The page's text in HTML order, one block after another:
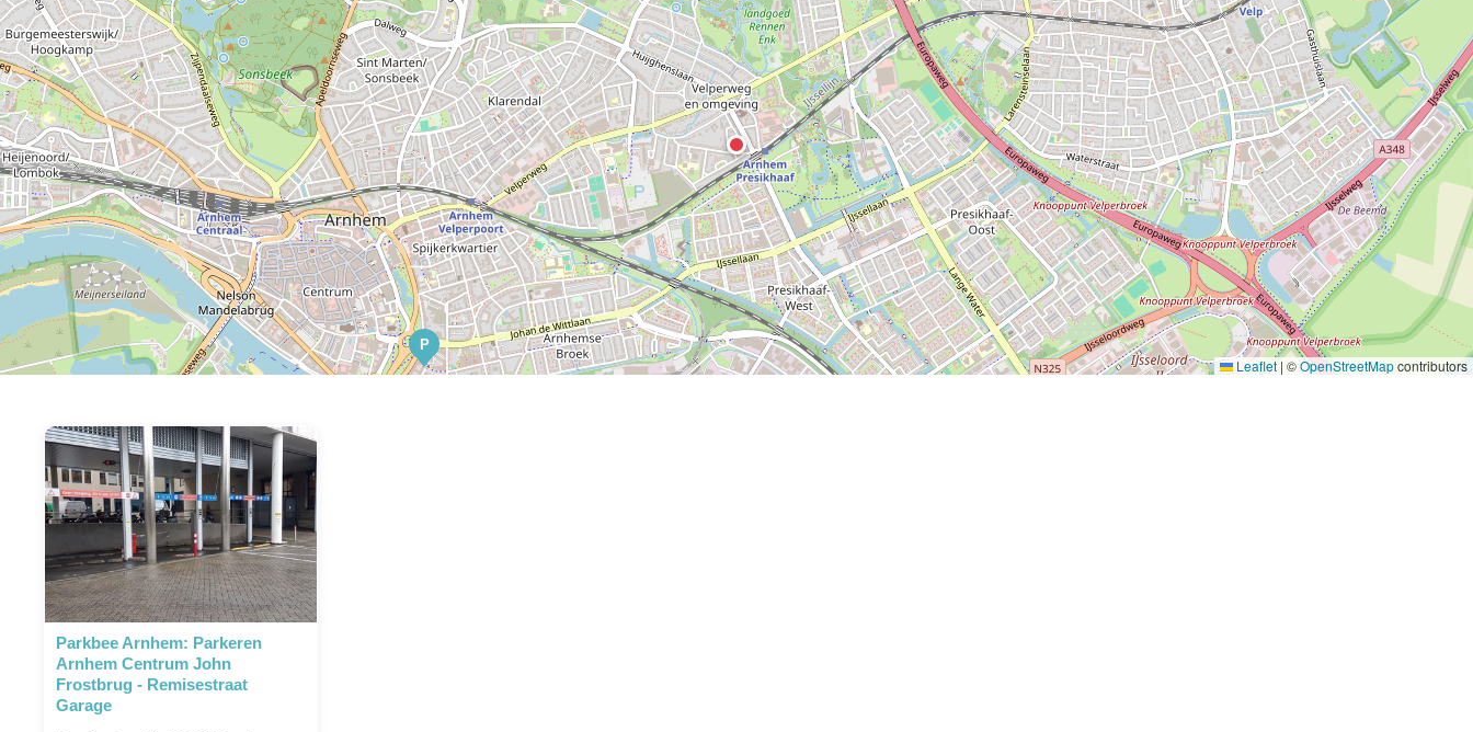
P
Leaflet | ©OpenStreetMapcontributors
Parkbee Arnhem: Parkeren
Arnhem Centrum John
Frostbrug - Remisestraat
Garage